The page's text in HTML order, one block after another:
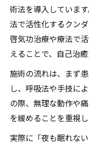
天啓気功治
天啓気功治
ニー覚醒で
実践者が
天啓気功治
調整による
心身の連動
エピソード
術法を導入していま
法で活性化するクン
啓気功治療や療法で
えることで、自己治
施術の流れは、まず
し、呼吸法や手技に
の際、無理な動作や
を緩めることを重視し
実際に「夜も眠れな